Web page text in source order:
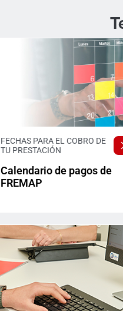
FECHAS PARA EL COBRO DE
TU PRESTACIÓN
Calendario de pagos de
FREMAP